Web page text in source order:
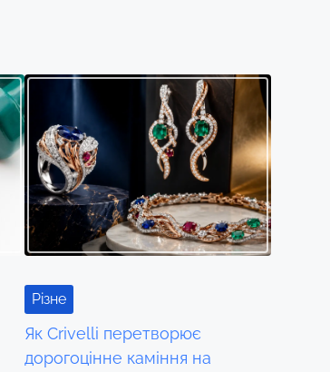
Різне
Як Crivelli перетворює
дорогоцінне каміння на